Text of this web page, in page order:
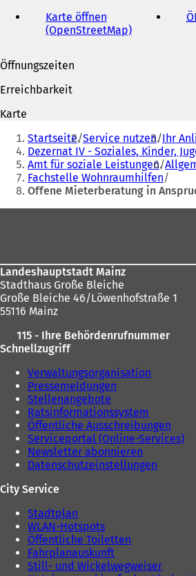
Karte öffnen
(OpenStreetMap)(
n
e
i
n
e
m
n
a
b
Öffnungszeiten
Erreichbarkeit
Karte
Sie
befinden
sich
hier:
Startseite Service nutzen Ihr
Dezernat IV - Soziales, Kinder,
Amt für soziale Leistungen
Fachstelle Wohnraumhilfen
Offene Mieterberatung in
Landeshauptstadt Mainz
Stadthaus Große Bleiche
Große Bleiche 46/Löwenhofstraße 1
55116 Mainz
115 - Ihre Behördenrufnummer
Schnellzugriff
Verwaltungsorganisation
Pressemeldungen
Stellenangebote
Ratsinformationssystem
Öffentliche Ausschreibungen
Serviceportal (Online-Services)
Newsletter abonnieren
Datenschutzeinstellungen
City Service
Stadtplan
WLAN-Hotspots
Öffentliche Toiletten
Fahrplanauskunft
Still- und Wickelwegweiser